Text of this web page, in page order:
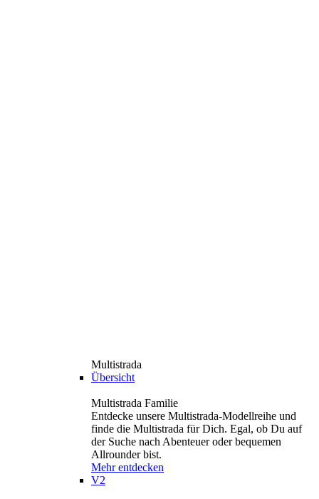
Multistrada
Übersicht
Multistrada Familie
Entdecke unsere Multistrada-Modellreihe und
finde die Multistrada für Dich. Egal, ob Du auf
der Suche nach Abenteuer oder bequemen
Allrounder bist.
Mehr entdecken
V2